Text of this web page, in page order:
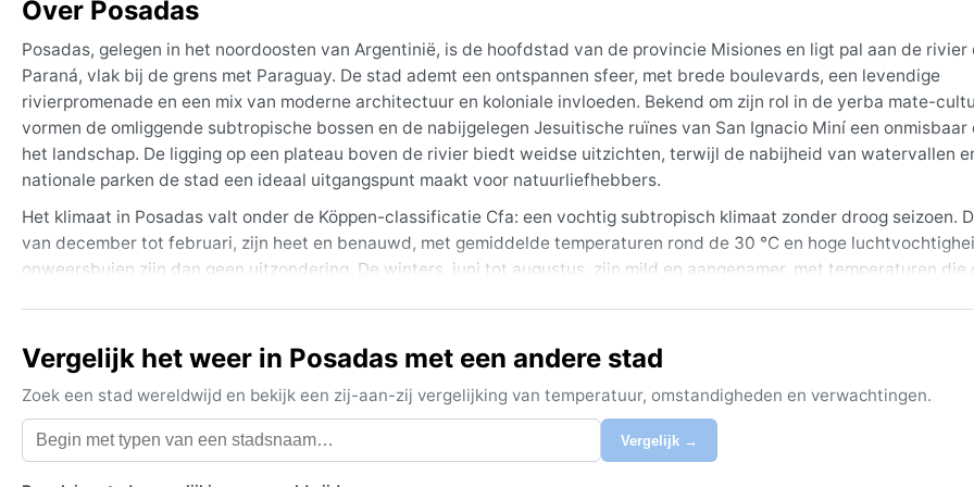
Over Posadas
Posadas, gelegen in het noordoosten van Argentinië, is de hoofdstad van de provincie Misiones en ligt pal aan de rivier
Paraná, vlak bij de grens met Paraguay. De stad ademt een ontspannen sfeer, met brede boulevards, een levendige
rivierpromenade en een mix van moderne architectuur en koloniale invloeden. Bekend om zijn rol in de yerba mate-
vormen de omliggende subtropische bossen en de nabijgelegen Jesuitische ruïnes van San Ignacio Miní een onmisbaar
het landschap. De ligging op een plateau boven de rivier biedt weidse uitzichten, terwijl de nabijheid van watervallen
nationale parken de stad een ideaal uitgangspunt maakt voor natuurliefhebbers.
Het klimaat in Posadas valt onder de Köppen-classificatie Cfa: een vochtig subtropisch klimaat zonder droog seizoen.
van december tot februari, zijn heet en benauwd, met gemiddelde temperaturen rond de 30 °C en hoge
onweersbuien zijn dan geen uitzondering. De winters, juni tot augustus, zijn mild en aangenamer, met temperaturen die
De beste reistijd voor aangenaam weer is in de lente (september-november) en de herfst (maart-mei), wanneer de
milder zijn en de luchtvochtigheid draaglijker. In de zomer kunnen hittegolven en hevige onweersbuien met hagel het
minder comfortabel maken; in de winter is er soms mist boven de rivier, maar sneeuw is uiterst zeldzaam. Opvallend is
van de Zuid-Amerikaanse moessonachtige stromingen die regelmatig vochtige lucht aanvoeren, wat leidt tot het
groen rondom de stad.
Vergelijk het weer in Posadas met een andere stad
Zoek een stad wereldwijd en bekijk een zij-aan-zij vergelijking van temperatuur, omstandigheden en verwachtingen.
Vergelijk →